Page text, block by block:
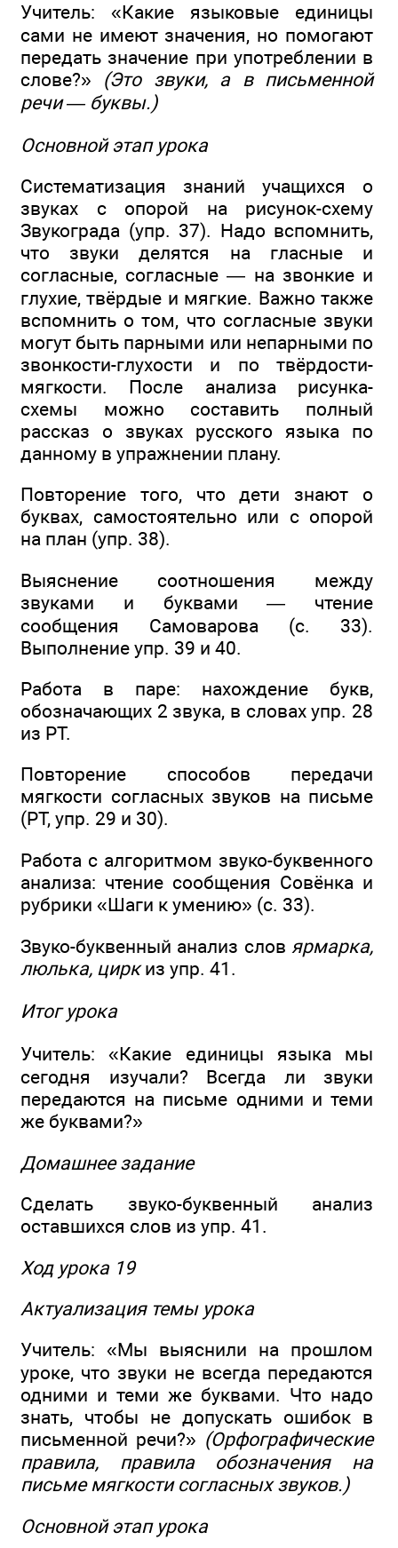
Учитель: «Какие языковые единицы
сами не имеют значения, но помогают
передать значение при употреблении в
слове?» (Это звуки, а в письменной
речи — буквы.)
Основной этап урока
Систематизация знаний учащихся о
звуках с опорой на рисунок-схему
Звукограда (упр. 37). Надо вспомнить,
что звуки делятся на гласные и
согласные, согласные — на звонкие и
глухие, твёрдые и мягкие. Важно также
вспомнить о том, что согласные звуки
могут быть парными или непарными по
звонкости-глухости и по твёрдости-
мягкости. После анализа рисунка-
схемы можно составить полный
рассказ о звуках русского языка по
данному в упражнении плану.
Повторение того, что дети знают о
буквах, самостоятельно или с опорой
на план (упр. 38).
Выяснение соотношения между
звуками и буквами — чтение
сообщения Самоварова (с. 33).
Выполнение упр. 39 и 40.
Работа в паре: нахождение букв,
обозначающих 2 звука, в словах упр. 28
из РТ.
Повторение способов передачи
мягкости согласных звуков на письме
(РТ, упр. 29 и 30).
Работа с алгоритмом звуко-буквенного
анализа: чтение сообщения Совёнка и
рубрики «Шаги к умению» (с. 33).
Звуко-буквенный анализ слов ярмарка,
люлька, циркиз упр. 41.
Итог урока
Учитель: «Какие единицы языка мы
сегодня изучали? Всегда ли звуки
передаются на письме одними и теми
же буквами?»
Домашнее задание
Сделать звуко-буквенный анализ
оставшихся слов из упр. 41.
Ход урока 19
Актуализация темы урока
Учитель: «Мы выяснили на прошлом
уроке, что звуки не всегда передаются
одними и теми же буквами. Что надо
знать, чтобы не допускать ошибок в
письменной речи?» (Орфографические
правила, правила обозначения на
письме мягкости согласных звуков.)
Основной этап урока